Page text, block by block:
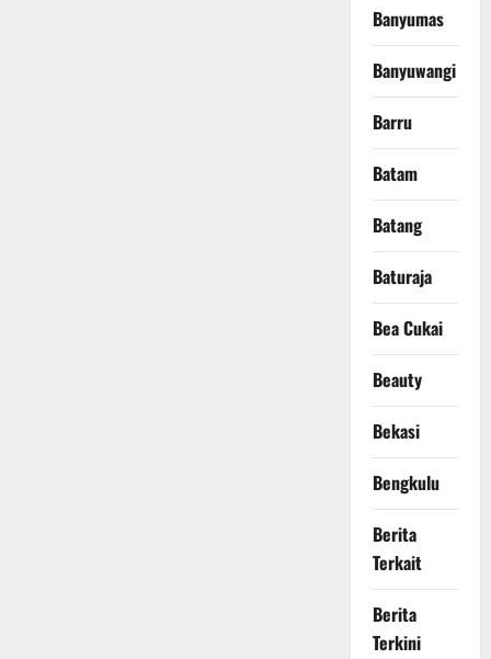
Banyumas
Banyuwangi
Barru
Batam
Batang
Baturaja
Bea Cukai
Beauty
Bekasi
Bengkulu
Berita
Terkait
Berita
Terkini